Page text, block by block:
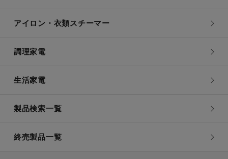
アイロン・衣類スチーマー
調理家電
生活家電
製品検索一覧
終売製品一覧